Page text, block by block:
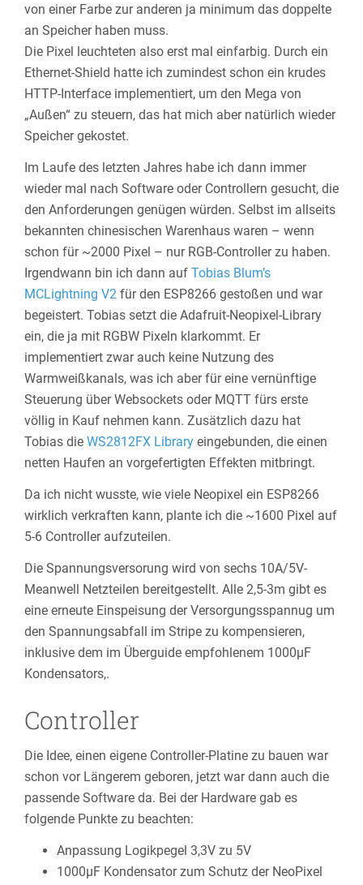
von einer Farbe zur anderen ja minimum das doppelte
an Speicher haben muss.
Die Pixel leuchteten also erst mal einfarbig. Durch ein
Ethernet-Shield hatte ich zumindest schon ein krudes
HTTP-Interface implementiert, um den Mega von
„Außen“ zu steuern, das hat mich aber natürlich wieder
Speicher gekostet.
Im Laufe des letzten Jahres habe ich dann immer
wieder mal nach Software oder Controllern gesucht, die
den Anforderungen genügen würden. Selbst im allseits
bekannten chinesischen Warenhaus waren – wenn
schon für ~2000 Pixel – nur RGB-Controller zu haben.
Irgendwann bin ich dann auf Tobias Blum’s
MCLightning V2 für den ESP8266 gestoßen und war
begeistert. Tobias setzt die Adafruit-Neopixel-Library
ein, die ja mit RGBW Pixeln klarkommt. Er
implementiert zwar auch keine Nutzung des
Warmweißkanals, was ich aber für eine vernünftige
Steuerung über Websockets oder MQTT fürs erste
völlig in Kauf nehmen kann. Zusätzlich dazu hat
Tobias die WS2812FX Library eingebunden, die einen
netten Haufen an vorgefertigten Effekten mitbringt.
Da ich nicht wusste, wie viele Neopixel ein ESP8266
wirklich verkraften kann, plante ich die ~1600 Pixel auf
5-6 Controller aufzuteilen.
Die Spannungsversorung wird von sechs 10A/5V-
Meanwell Netzteilen bereitgestellt. Alle 2,5-3m gibt es
eine erneute Einspeisung der Versorgungsspannug um
den Spannungsabfall im Stripe zu kompensieren,
inklusive dem im Überguide empfohlenem 1000µF
Kondensators,.
Controller
Die Idee, einen eigene Controller-Platine zu bauen war
schon vor Längerem geboren, jetzt war dann auch die
passende Software da. Bei der Hardware gab es
folgende Punkte zu beachten:
Anpassung Logikpegel 3,3V zu 5V
1000µF Kondensator zum Schutz der NeoPixel